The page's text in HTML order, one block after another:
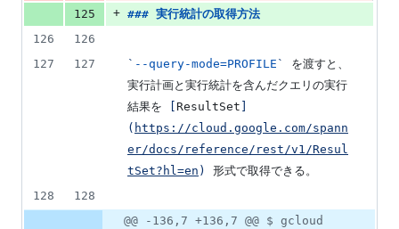
125
+ ### 実行統計の取得方法
126
126
127
127 ` --query-mode=PROFILE `
を渡すと、
実行計画と実行統計を含んだクエリの実行
結果を
ResultSet
( https://cloud.google.com/spann
er/docs/reference/rest/v1/Resul
tSet?hl=en )
形式で取得できる。
128
128
@@ -136,7 +136,7 @@ $ gcloud